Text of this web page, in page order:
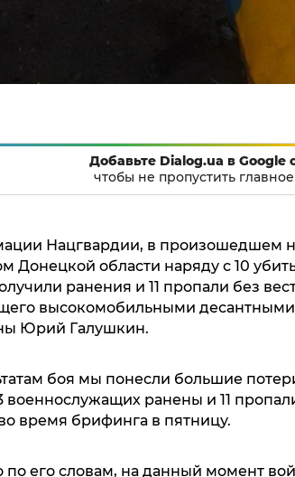
Добавьте Dialog.ua в Google
чтобы не пропустить главное
Нацгвардии, в произошедшем
Донецкой области наряду с 10
ранения и 11 пропали без
высокомобильными
Юрий Галушкин.
боя мы понесли большие
военнослужащих ранены и 11
время брифинга в пятницу.
по его словам, на данный момент